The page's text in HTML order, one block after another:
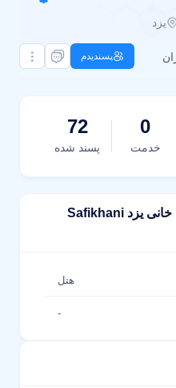
یزد
پسندیدم
0
خدمت
72
پسند شده
مشخصات بوتیک هتل صفی خانی یزد Safikhani
هتل
-